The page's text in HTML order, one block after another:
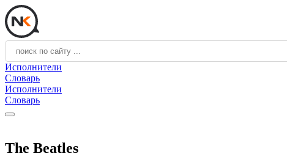
Исполнители
Словарь
Исполнители
Словарь
The Beatles